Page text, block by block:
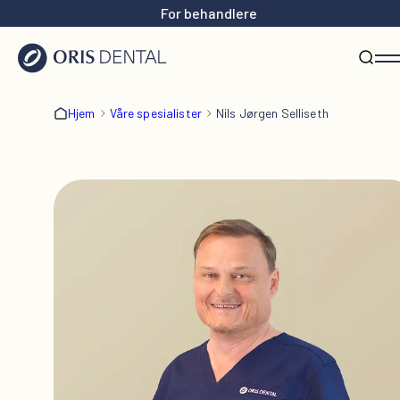
For behandlere
Hjem Våre spesialister Nils Jørgen Selliseth